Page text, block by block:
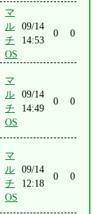
マ
ル
チ
OS
09/14
14:53
0 0
マ
ル
チ
OS
09/14
14:49
0 0
マ
ル
チ
OS
09/14
12:18
0 0